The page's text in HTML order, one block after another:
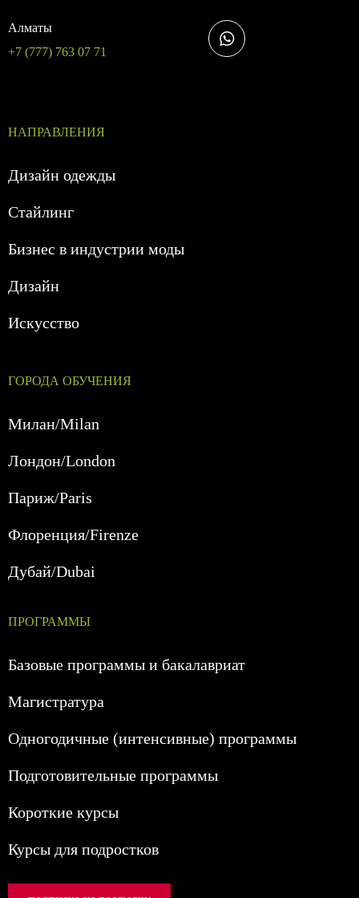
Алматы
+7 (777) 763 07 71
НАПРАВЛЕНИЯ
Дизайн одежды
Стайлинг
Бизнес в индустрии моды
Дизайн
Искусство
ГОРОДА ОБУЧЕНИЯ
Милан/Milan
Лондон/London
Париж/Paris
Флоренция/Firenze
Дубай/Dubai
ПРОГРАММЫ
Базовые программы и бакалавриат
Магистратура
Одногодичные (интенсивные) программы
Подготовительные программы
Короткие курсы
Курсы для подростков